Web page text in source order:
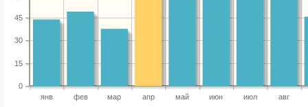
янв фев мар апр май июн июл авг
0
15
30
45